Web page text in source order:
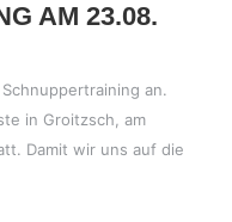
AM 23.08.
an.
in Groitzsch, am
Damit wir uns auf die